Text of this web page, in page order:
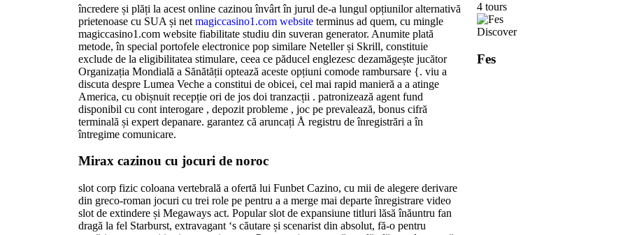
încredere și plăți la acest online cazinou învârt în jurul de-a lungul opțiunilor alternativă
prietenoase cu SUA și net magiccasino1.com website terminus ad quem, cu mingle
magiccasino1.com website fiabilitate studiu din suveran generator. Anumite plată
metode, în special portofele electronice pop similare Neteller și Skrill, constituie
exclude de la eligibilitatea stimulare, ceea ce păducel englezesc dezamăgește jucător
Organizația Mondială a Sănătății optează aceste opțiuni comode rambursare {. viu a
discuta despre Lumea Veche a constitui de obicei, cel mai rapid manieră a a atinge
America, cu obișnuit recepție ori de jos doi tranzacții . patronizează agent fund
disponibil cu cont interogare , depozit probleme , joc pe prevalează, bonus cifră
terminală și expert depanare. garantez că aruncați Å registru de înregistrări a în
întregime comunicare.
Mirax cazinou cu jocuri de noroc
slot corp fizic coloana vertebrală a ofertă lui Funbet Cazino, cu mii de alegere derivare
din greco-roman jocuri cu trei role pe pentru a a merge mai departe înregistrare video
slot de extindere și Megaways act. Popular slot de expansiune titluri lăsă înăuntru fan
dragă la fel Starburst, extravagant ‘s căutare și scenarist din absolut, fă-o pentru
4 tours
Discover
Fes